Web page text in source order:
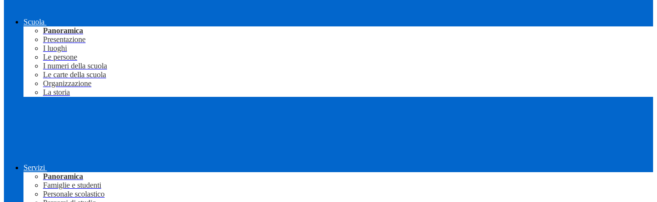
Scuola
Panoramica
Presentazione
I luoghi
Le persone
I numeri della scuola
Le carte della scuola
Organizzazione
La storia
Servizi
Panoramica
Famiglie e studenti
Personale scolastico